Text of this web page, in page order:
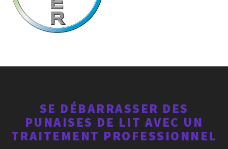
SE DÉBARRASSER DES
PUNAISES DE LIT AVEC UN
TRAITEMENT PROFESSIONNEL